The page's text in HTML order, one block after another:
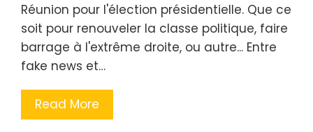
Réunion pour l'élection présidentielle. Que ce
soit pour renouveler la classe politique, faire
barrage à l'extrême droite, ou autre... Entre
fake news et…
Read More